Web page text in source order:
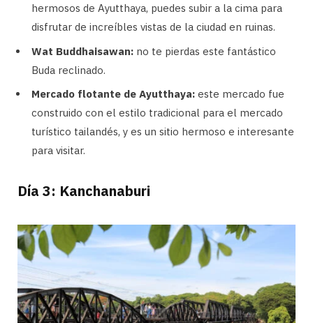
hermosos de Ayutthaya, puedes subir a la cima para
disfrutar de increíbles vistas de la ciudad en ruinas.
Wat Buddhaisawan: no te pierdas este fantástico
Buda reclinado.
Mercado flotante de Ayutthaya: este mercado fue
construido con el estilo tradicional para el mercado
turístico tailandés, y es un sitio hermoso e interesante
para visitar.
Día 3: Kanchanaburi